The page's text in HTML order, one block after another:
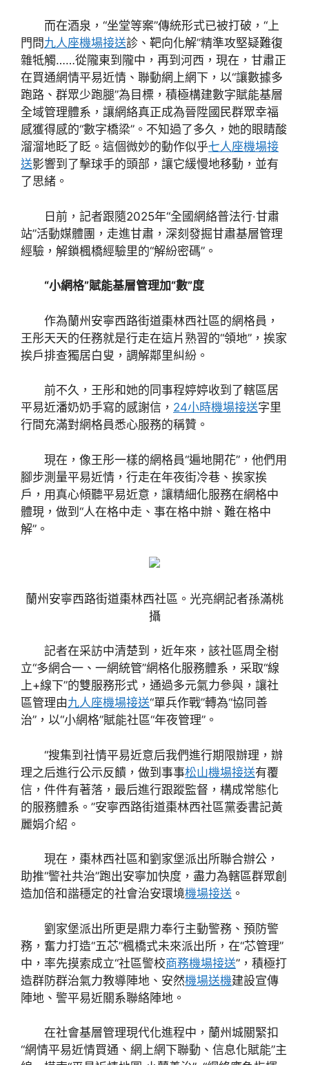
而在酒泉，“坐堂等案”傳統形式已被打破，“上
門問九人座機場接送診、靶向化解”精準攻堅疑難復
雜牴觸……從隴東到隴中，再到河西，現在，甘肅正
在買通網情平易近情、聯動網上網下，以“讓數據多
跑路、群眾少跑腿”為目標，積極構建數字賦能基層
全域管理體系，讓網絡真正成為晉陞國民群眾幸福
感獲得感的“數字橋梁”。不知過了多久，她的眼睛酸
溜溜地眨了眨。這個微妙的動作似乎七人座機場接
送影響到了擊球手的頭部，讓它緩慢地移動，並有
了思緒。
日前，記者跟隨2025年“全國網絡普法行·甘肅
站”活動媒體團，走進甘肅，深刻發掘甘肅基層管理
經驗，解鎖楓橋經驗里的“解紛密碼”。
“小網格”賦能基層管理加“數”度
作為蘭州安寧西路街道棗林西社區的網格員，
王彤天天的任務就是行走在這片熟習的“領地”，挨家
挨戶排查獨居白叟，調解鄰里糾紛。
前不久，王彤和她的同事程婷婷收到了轄區居
平易近潘奶奶手寫的感謝信， 24小時機場接送字里
行間充滿對網格員悉心服務的稱贊。
現在，像王彤一樣的網格員“遍地開花”，他們用
腳步測量平易近情，行走在年夜街冷巷、挨家挨
戶，用真心傾聽平易近意，讓精細化服務在網格中
體現，做到“人在格中走、事在格中辦、難在格中
解”。
蘭州安寧西路街道棗林西社區。光亮網記者孫滿桃
攝
記者在采訪中清楚到，近年來，該社區周全樹
立“多網合一、一網統管”網格化服務體系，采取“線
上+線下”的雙服務形式，通過多元氣力參與，讓社
區管理由九人座機場接送“單兵作戰”轉為“協同善
治”，以“小網格”賦能社區“年夜管理”。
“搜集到社情平易近意后我們進行期限辦理，辦
理之后進行公示反饋，做到事事松山機場接送有覆
信，件件有著落，最后進行跟蹤監督，構成常態化
的服務體系。”安寧西路街道棗林西社區黨委書記黃
麗娟介紹。
現在，棗林西社區和劉家堡派出所聯合辦公，
助推“警社共治”跑出安寧加快度，盡力為轄區群眾創
造加倍和諧穩定的社會治安環境機場接送 。
劉家堡派出所更是鼎力奉行主動警務、預防警
務，奮力打造“五芯”楓橋式未來派出所，在“芯管理”
中，率先摸索成立“社區警校商務機場接送”，積極打
造群防群治氣力教導陣地、安然機場送機建設宣傳
陣地、警平易近關系聯絡陣地。
在社會基層管理現代化進程中，蘭州城關緊扣
“網情平易近情買通、網上網下聯動、信息化賦能”主